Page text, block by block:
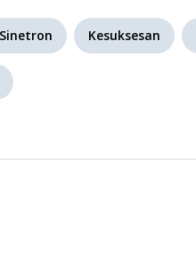
Sinetron Kesuksesan